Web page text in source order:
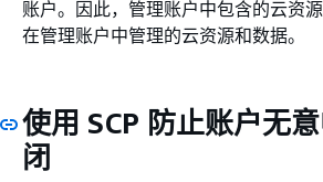
账户。因此，管理账户中包含的云资
在管理账户中管理的云资源和数据。
使用 SCP 防止账户无
闭